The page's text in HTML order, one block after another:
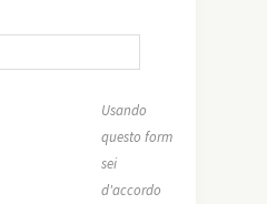
Usando
questo form
sei
d'accordo